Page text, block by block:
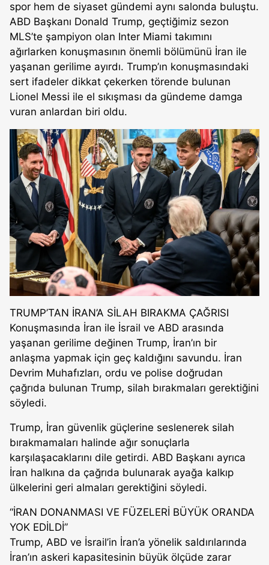
spor hem de siyaset gündemi aynı salonda buluştu.
ABD Başkanı Donald Trump, geçtiğimiz sezon
MLS’te şampiyon olan Inter Miami takımını
ağırlarken konuşmasının önemli bölümünü İran ile
yaşanan gerilime ayırdı. Trump’ın konuşmasındaki
sert ifadeler dikkat çekerken törende bulunan
Lionel Messi ile el sıkışması da gündeme damga
vuran anlardan biri oldu.
TRUMP’TAN İRAN’A SİLAH BIRAKMA ÇAĞRISI
Konuşmasında İran ile İsrail ve ABD arasında
yaşanan gerilime değinen Trump, İran’ın bir
anlaşma yapmak için geç kaldığını savundu. İran
Devrim Muhafızları, ordu ve polise doğrudan
çağrıda bulunan Trump, silah bırakmaları gerektiğini
söyledi.
Trump, İran güvenlik güçlerine seslenerek silah
bırakmamaları halinde ağır sonuçlarla
karşılaşacaklarını dile getirdi. ABD Başkanı ayrıca
İran halkına da çağrıda bulunarak ayağa kalkıp
ülkelerini geri almaları gerektiğini söyledi.
“İRAN DONANMASI VE FÜZELERİ BÜYÜK ORANDA
YOK EDİLDİ”
Trump, ABD ve İsrail’in İran’a yönelik saldırılarında
İran’ın askeri kapasitesinin büyük ölçüde zarar